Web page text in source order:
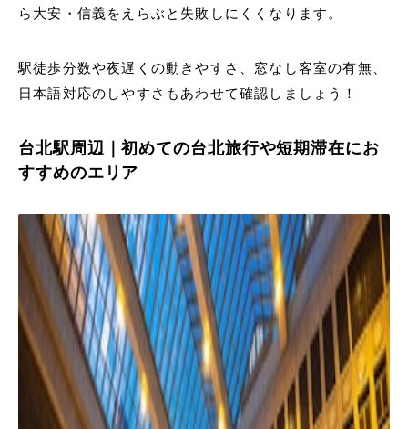
ら大安・信義をえらぶと失敗しにくくなります。
駅徒歩分数や夜遅くの動きやすさ、窓なし客室の有無、
日本語対応のしやすさもあわせて確認しましょう！
台北駅周辺｜初めての台北旅行や短期滞在にお
すすめのエリア